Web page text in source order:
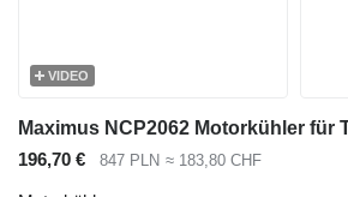
VIDEO
196,70 € 847 PLN ≈ 183,80 CHF